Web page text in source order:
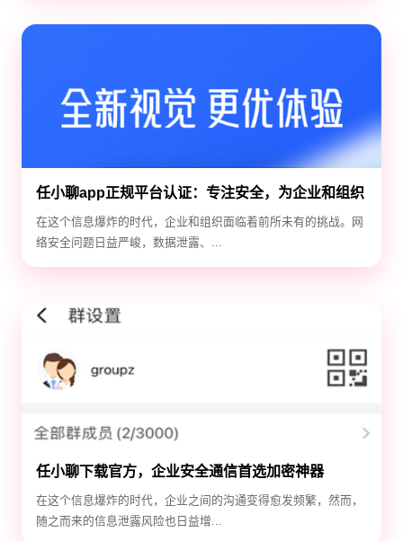
任小聊app正规平台认证：专注安全，为企业和组织
保驾护航！
在这个信息爆炸的时代，企业和组织面临着前所未有的挑战。网
络安全问题日益严峻，数据泄露、...
任小聊下载官方，企业安全通信首选加密神器
在这个信息爆炸的时代，企业之间的沟通变得愈发频繁，然而，
随之而来的信息泄露风险也日益增...